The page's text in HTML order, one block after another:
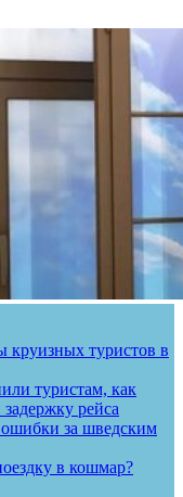
туристов в
туристам, как
рейса
ошибки за шведским
в кошмар?